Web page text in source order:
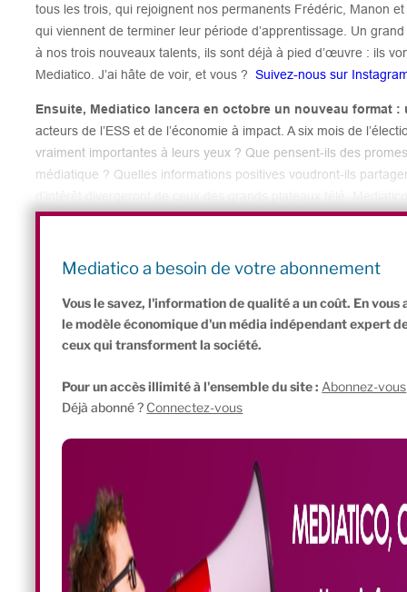
tous les trois, qui rejoignent nos permanents Frédéric, Manon
qui viennent de terminer leur période d’apprentissage. Un
à nos trois nouveaux talents, ils sont déjà à pied d’œuvre : ils
Mediatico. J’ai hâte de voir, et vous ? Suivez-nous sur
Ensuite, Mediatico lancera en octobre un nouveau format :
acteurs de l’ESS et de l’économie à impact. A six mois de
vraiment importantes à leurs yeux ? Que pensent-ils des
médiatique ? Quelles informations positives voudront-ils
citoyens.. et pourquoi pas la campagne. Notez donc ce
événements IMPACT), il reprend et se déroulera désormais
Mediatico a besoin de votre abonnement
Vous le savez, l'information de qualité a un coût. En
le modèle économique d'un média indépendant expert
ceux qui transforment la société.
Pour un accès illimité à l'ensemble du site : Abonnez-vous
Déjà abonné ? Connectez-vous